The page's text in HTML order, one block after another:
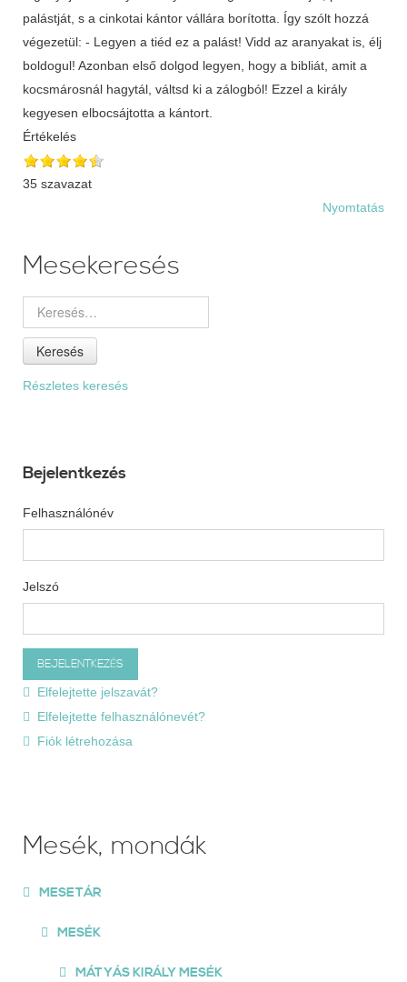
palástját, s a cinkotai kántor vállára borította. Így szólt hozzá
végezetül: - Legyen a tiéd ez a palást! Vidd az aranyakat is, élj
boldogul! Azonban első dolgod legyen, hogy a bibliát, amit a
kocsmárosnál hagytál, váltsd ki a zálogból! Ezzel a király
kegyesen elbocsájtotta a kántort.
Értékelés
35 szavazat
Nyomtatás
Mesekeresés
Keresés
Részletes keresés
Bejelentkezés
Felhasználónév
Jelszó
Elfelejtette jelszavát?
Elfelejtette felhasználónevét?
Fiók létrehozása
Mesék, mondák
MESETÁR
MESÉK
MÁTYÁS KIRÁLY MESÉK